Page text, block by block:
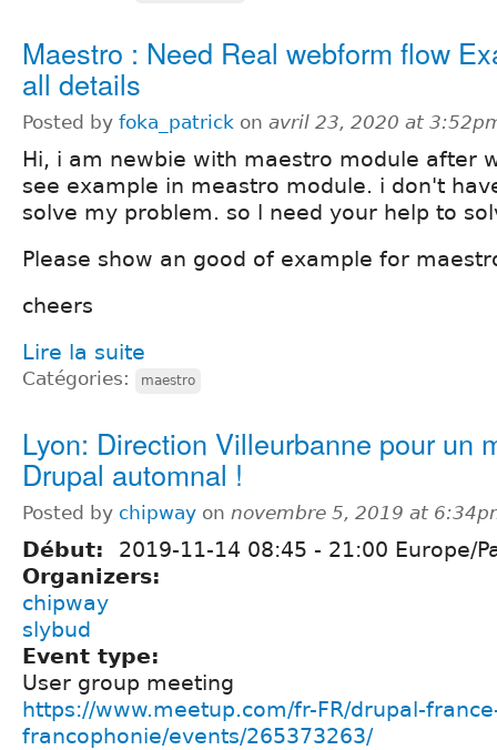
Maestro : Need Real webform flow
all details
Posted by foka_patrick on avril 23, 2020 at
Hi, i am newbie with maestro module after
see example in meastro module. i don't
solve my problem. so l need your help to
Please show an good of example for
cheers
Lire la suite
Catégories: maestro
Lyon: Direction Villeurbanne pour un
Drupal automnal !
Posted by chipway on novembre 5, 2019 at
Début: 2019-11-14 08:45 - 21:00 Europe/
Organizers:
chipway
slybud
Event type:
User group meeting
https://www.meetup.com/fr-FR/drupal-
francophonie/events/265373263/